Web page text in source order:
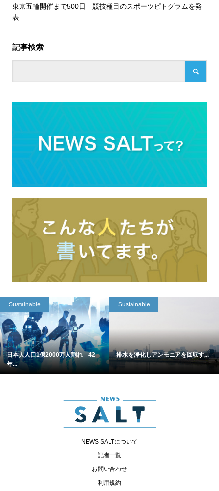
東京五輪開催まで500日 競技種目のスポーツピトグラムを発
表
記事検索
Sustainable
日本人人口1億2000万人割れ 42
年...
Sustainable
排水を浄化しアンモニアを回収す...
NEWS SALTについて
記者一覧
お問い合わせ
利用規約